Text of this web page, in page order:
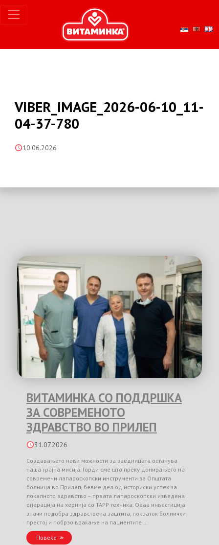
VIBER_IMAGE_2026-06-10_11-
04-37-780
10.06.2026
ВИТАМИНКА СО ПОДДРШКА
ЗА СОВРЕМЕНОТО
ЗДРАВСТВО ВО ПРИЛЕП
31.07.2026
Создавањето нови можности за заедницата останува
наша трајна мисија. Горди сме што преку донирањето на
современи лапароскопски инструменти за Општата
болница во Прилеп, бевме дел од историски успех за
локалното здравство – првата лапароскопски изведена
операција на хернија со TAPP техника. Оваа инвестиција
значи подобра здравствена заштита, пократок болнички
престој и побрзо враќање на пациентите …
Повеќе